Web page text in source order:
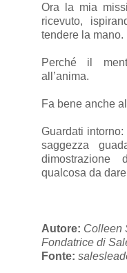
Ora la mia
ricevuto,
tendere la mano.
Perché il
all’anima.
Fa bene anche
Guardati intorno:
saggezza
dimostrazione
qualcosa da
Autore: Colleen
Fondatrice di
Fonte: